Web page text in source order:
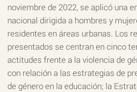
noviembre de 2022, se aplicó una
nacional dirigida a hombres y
residentes en áreas urbanas. Los
presentados se centran en cinco
actitudes frente a la violencia de
con relación a las estrategias de
de género en la educación; la